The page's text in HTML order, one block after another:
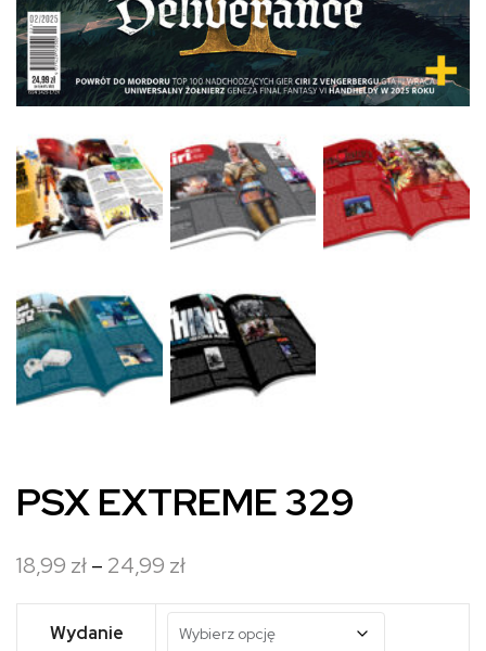
PSX EXTREME 329
18,99 zł– 24,99 złZakres
cen:
od
Wydanie